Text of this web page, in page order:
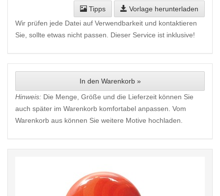
Tipps
Vorlage herunterladen
Wir prüfen jede Datei auf Verwendbarkeit und kontaktieren
Sie, sollte etwas nicht passen. Dieser Service ist inklusive!
In den Warenkorb »
Hinweis: Die Menge, Größe und die Lieferzeit können Sie
auch später im Warenkorb komfortabel anpassen. Vom
Warenkorb aus können Sie weitere Motive hochladen.